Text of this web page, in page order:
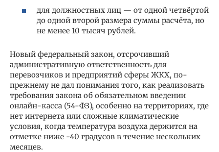
для должностных лиц — от одной четвёртой
до одной второй размера суммы расчёта, но
не менее 10 тысяч рублей.
Новый федеральный закон, отсрочивший
административную ответственность для
перевозчиков и предприятий сферы ЖКХ, по-
прежнему не дал понимания того, как реализовать
требования закона об обязательном введении
онлайн-касса (54-ФЗ), особенно на территориях, где
нет интернета или сложные климатические
условия, когда температура воздуха держится на
отметке ниже -40 градусов в течение нескольких
месяцев.